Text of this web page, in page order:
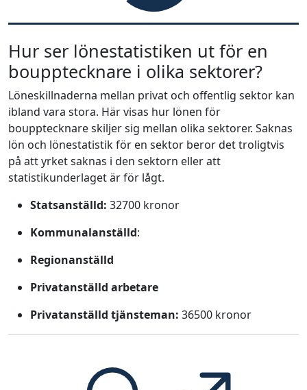
Hur ser lönestatistiken ut för en
boupptecknare i olika sektorer?
Löneskillnaderna mellan privat och offentlig sektor kan
ibland vara stora. Här visas hur lönen för
boupptecknare skiljer sig mellan olika sektorer. Saknas
lön och lönestatistik för en sektor beror det troligtvis
på att yrket saknas i den sektorn eller att
statistikunderlaget är för lågt.
Statsanställd: 32700 kronor
Kommunalanställd:
Regionanställd
Privatanställd arbetare
Privatanställd tjänsteman: 36500 kronor